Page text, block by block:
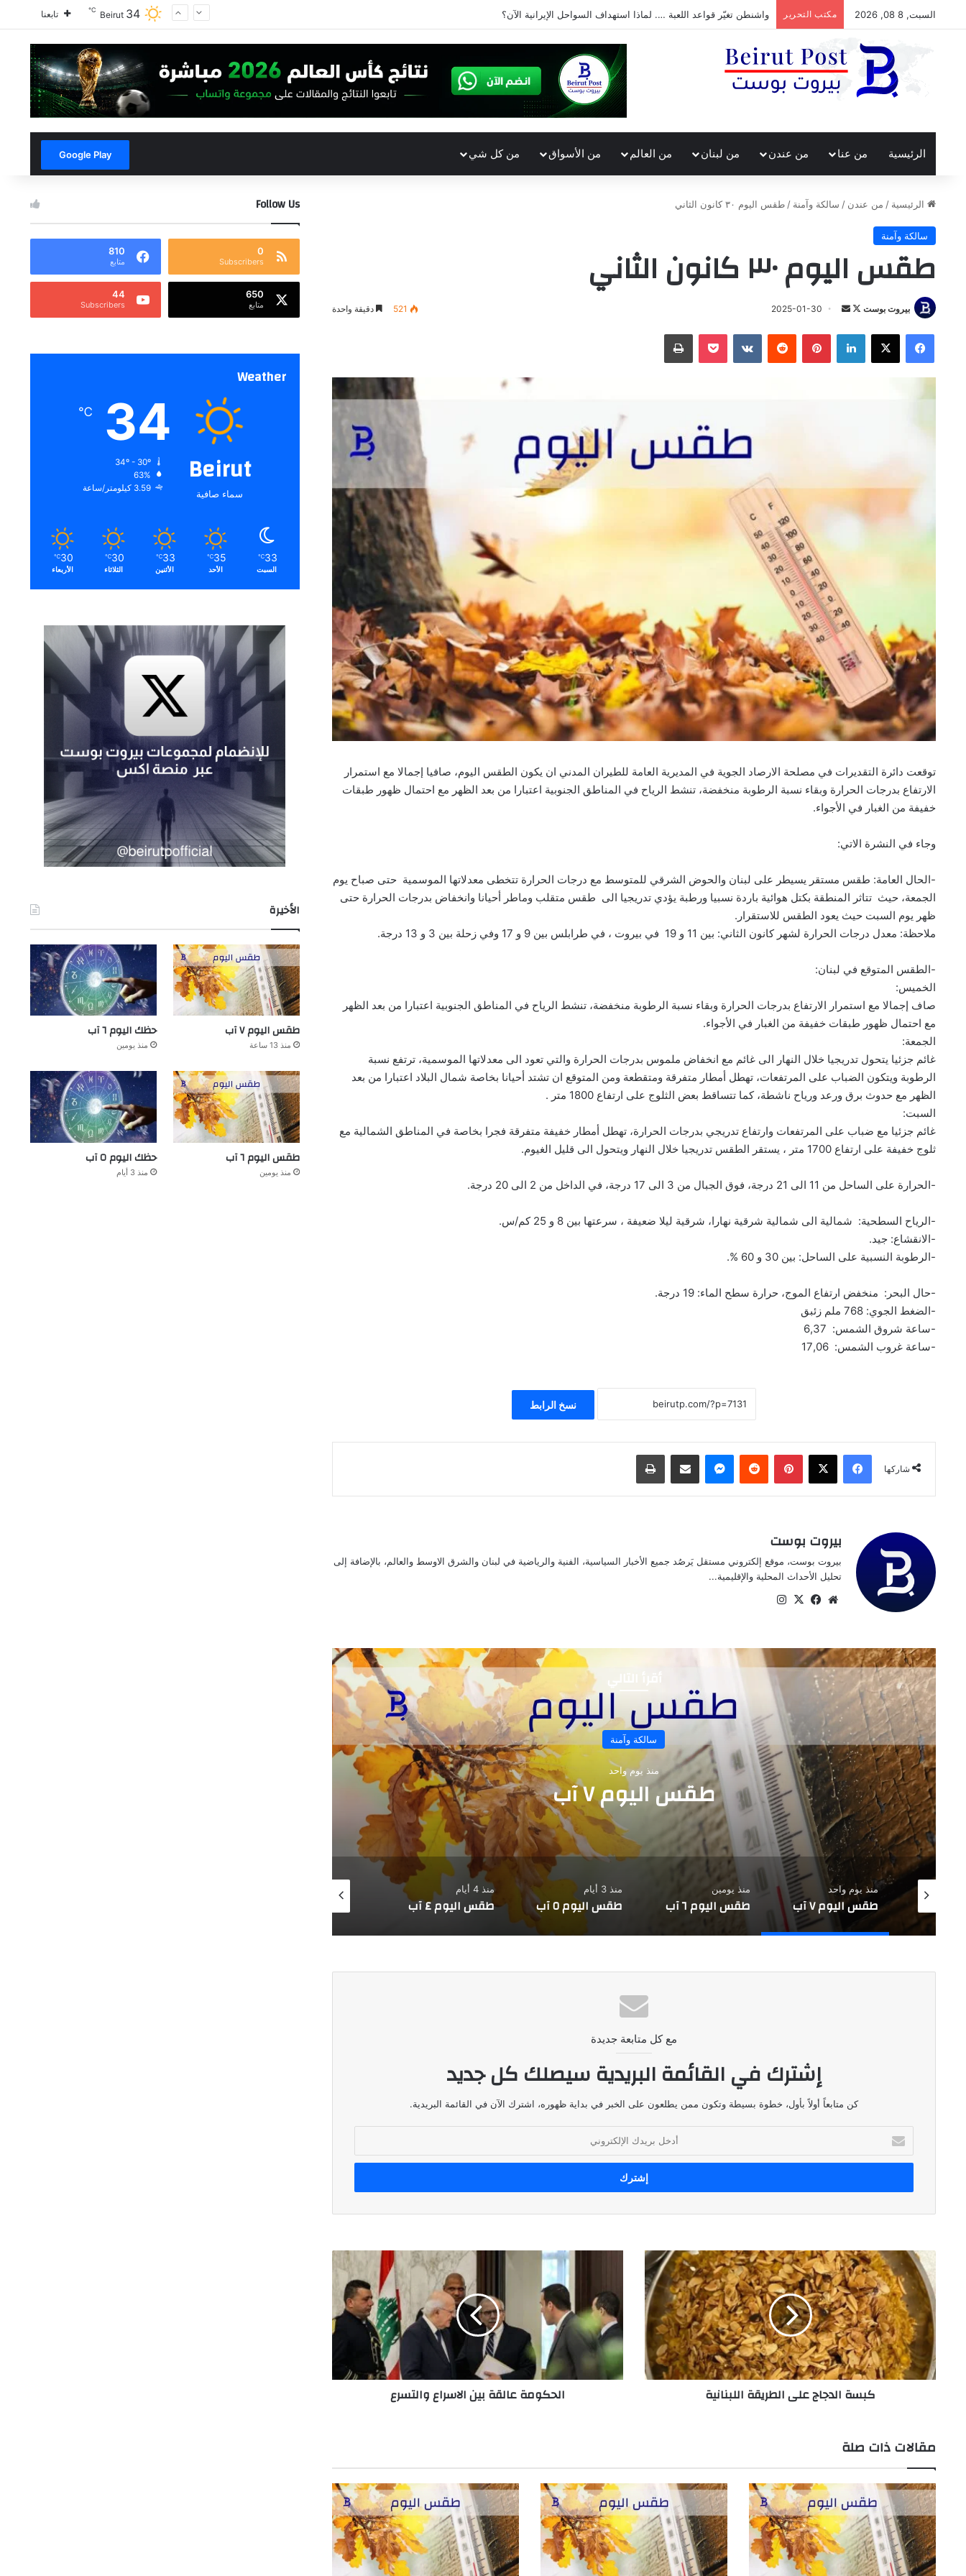
السبت, 8 08, 2026 مكتب التحرير واشنطن تغيّر قواعد اللعبة …. لماذا استهداف السواحل الإيرانية الآن؟ Beirut 34
℃ تابعنا
الرئيسية من عنا من عندن من لبنان من العالم من الأسواق من كل شي Google Play
الرئيسية / من عندن / سالكة وآمنة / طقس اليوم ٣٠ كانون الثاني
سالكة وآمنة
طقس اليوم ٣٠ كانون الثاني
بيروت بوست
تابع
X
أرسل
إلكترونيا
2025-01-30
521 دقيقة واحدة
فيسبوك ‫X لينكدإن بينتيريست
‏Reddit
‏VKontakte
‫Pocket طباعة
توقعت دائرة التقديرات في مصلحة الارصاد الجوية في المديرية العامة للطيران المدني ان يكون الطقس اليوم، صافيا إجمالا مع استمرار
الارتفاع بدرجات الحرارة وبقاء نسبة الرطوبة منخفضة، تنشط الرياح في المناطق الجنوبية اعتبارا من بعد الظهر مع احتمال ظهور طبقات
خفيفة من الغبار في الأجواء.
وجاء في النشرة الاتي:
-الحال العامة: طقس مستقر يسيطر على لبنان والحوض الشرقي للمتوسط مع درجات الحرارة تتخطى معدلاتها الموسمية حتى صباح يوم
الجمعة، حيث تتاثر المنطقة بكتل هوائية باردة نسبيا ورطبة يؤدي تدريجيا الى طقس متقلب وماطر أحيانا وانخفاض بدرجات الحرارة حتى
ظهر يوم السبت حيث يعود الطقس للاستقرار.
ملاحظة: معدل درجات الحرارة لشهر كانون الثاني: بين 11 و 19 في بيروت ، في طرابلس بين 9 و 17 وفي زحلة بين 3 و 13 درجة.
-الطقس المتوقع في لبنان:
الخميس:
صاف إجمالا مع استمرار الارتفاع بدرجات الحرارة وبقاء نسبة الرطوبة منخفضة، تنشط الرياح في المناطق الجنوبية اعتبارا من بعد الظهر
مع احتمال ظهور طبقات خفيفة من الغبار في الأجواء.
الجمعة:
غائم جزئيا يتحول تدريجيا خلال النهار الى غائم مع انخفاض ملموس بدرجات الحرارة والتي تعود الى معدلاتها الموسمية، ترتفع نسبة
الرطوبة ويتكون الضباب على المرتفعات، تهطل أمطار متفرقة ومتقطعة ومن المتوقع ان تشتد أحيانا بخاصة شمال البلاد اعتبارا من بعد
الظهر مع حدوث برق ورعد ورياح ناشطة، كما تتساقط بعض الثلوج على ارتفاع 1800 متر .
السبت:
غائم جزئيا مع ضباب على المرتفعات وارتفاع تدريجي بدرجات الحرارة، تهطل أمطار خفيفة متفرقة فجرا بخاصة في المناطق الشمالية مع
ثلوج خفيفة على ارتفاع 1700 متر ، يستقر الطقس تدريجيا خلال النهار ويتحول الى قليل الغيوم.
-الحرارة على الساحل من 11 الى 21 درجة، فوق الجبال من 3 الى 17 درجة، في الداخل من 2 الى 20 درجة.
-الرياح السطحية: شمالية الى شمالية شرقية نهارا، شرقية ليلا ضعيفة ، سرعتها بين 8 و 25 كم/س.
-الانقشاع: جيد.
-الرطوبة النسبية على الساحل: بين 30 و 60 %.
-حال البحر: منخفض ارتفاع الموج، حرارة سطح الماء: 19 درجة.
-الضغط الجوي: 768 ملم زئبق
-ساعة شروق الشمس: 6,37
-ساعة غروب الشمس: 17,06
نسخ الرابط
شاركها
فيسبوك ‫X بينتيريست
‏Reddit ماسنجر مشاركة عبر البريد طباعة
بيروت بوست
بيروت بوست، موقع إلكتروني مستقل يَرصُد جميع الأخبار السياسية، الفنية والرياضية في لبنان والشرق الاوسط والعالم، بالإضافة إلى
تحليل الأحداث المحلية والإقليمية...
موقعفيسبوك
‫X
سالكة وآمنة
منذ يومين
طقس اليوم ٦ آب
اليوم ٧ آب
منذ يومين
طقس اليوم ٦ آب
منذ 3 أيام
طقس اليوم ٥ آب
منذ 4 أيام
طقس اليوم ٤ آب
منذ 5 أيام
طقس اليوم ٣ آب
مع كل متابعة جديدة
إشترك في القائمة البريدية سيصلك كل جديد
كن متابعاً أولاً بأول، خطوة بسيطة وتكون ممن يطلعون على الخبر في بداية ظهوره، اشترك الآن في القائمة البريدية.
بريدك
الإلكتروني
كبسة
الدجاج
على
الطريقة
اللبنانية
كبسة الدجاج على الطريقة اللبنانية
الاسراع
والتسرع
الحكومة عالقة بين الاسراع والتسرع
مقالات ذات صلة
Follow Us
0
Subscribers
810
متابع
650
متابع
44
Subscribers
Weather
Beirut
سماء صافية
34
℃
63%
3.59 كيلومتر/ساعة
33
℃
السبت
35
℃
الأحد
33
℃
الأثنين
30
℃
الثلاثاء
30
℃
الأربعاء
الأخيرة
طقس اليوم ٧ آب
منذ 13 ساعة
حظك اليوم ٦ آب
منذ يومين
طقس اليوم ٦ آب
منذ يومين
حظك اليوم ٥ آب
منذ 3 أيام